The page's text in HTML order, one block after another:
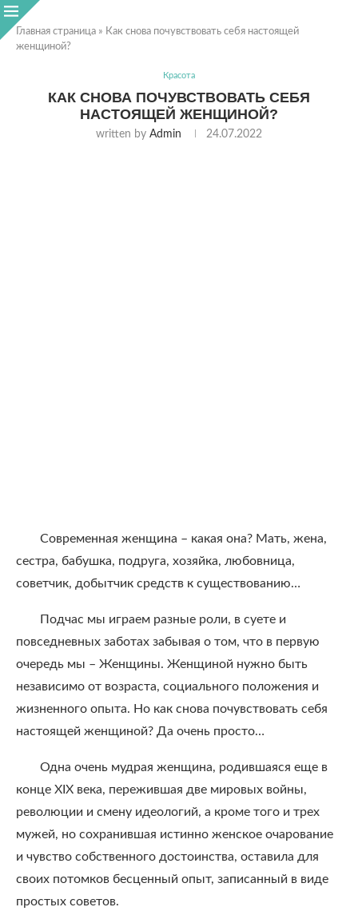
Главная страница » Как снова почувствовать себя настоящей
женщиной?
Красота
КАК СНОВА ПОЧУВСТВОВАТЬ СЕБЯ
НАСТОЯЩЕЙ ЖЕНЩИНОЙ?
written by Admin 24.07.2022
Современная женщина – какая она? Мать, жена,
сестра, бабушка, подруга, хозяйка, любовница,
советчик, добытчик средств к существованию…
Подчас мы играем разные роли, в суете и
повседневных заботах забывая о том, что в первую
очередь мы – Женщины. Женщиной нужно быть
независимо от возраста, социального положения и
жизненного опыта. Но как снова почувствовать себя
настоящей женщиной? Да очень просто…
Одна очень мудрая женщина, родившаяся еще в
конце XIX века, пережившая две мировых войны,
революции и смену идеологий, а кроме того и трех
мужей, но сохранившая истинно женское очарование
и чувство собственного достоинства, оставила для
своих потомков бесценный опыт, записанный в виде
простых советов.